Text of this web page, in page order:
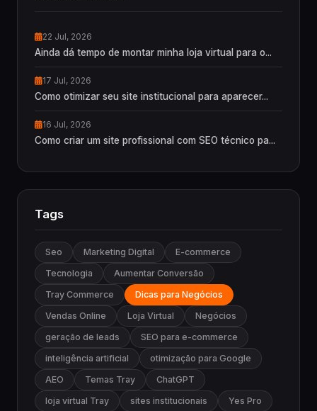
22 Jul, 2026
Ainda dá tempo de montar minha loja virtual para o...
17 Jul, 2026
Como otimizar seu site institucional para aparecer...
16 Jul, 2026
Como criar um site profissional com SEO técnico pa...
Tags
Seo Marketing Digital
E-commerce
Tecnologia
Aumentar Conversão
Tray Commerce
Dicas para Negócios
Vendas Online
Loja Virtual
Negócios
geração de leads
SEO para e-commerce
inteligência artificial
otimização para Google
AEO
Temas Tray
ChatGPT
loja virtual Tray
sites institucionais Yes Pro